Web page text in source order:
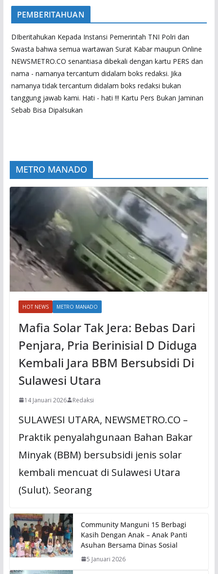
PEMBERITAHUAN
DIberitahukan Kepada Instansi Pemerintah TNI Polri dan
Swasta bahwa semua wartawan Surat Kabar maupun Online
NEWSMETRO.CO senantiasa dibekali dengan kartu PERS dan
nama - namanya tercantum didalam boks redaksi. Jika
namanya tidak tercantum didalam boks redaksi bukan
tanggung jawab kami. Hati - hati !!! Kartu Pers Bukan Jaminan
Sebab Bisa Dipalsukan
METRO MANADO
HOT NEWS METRO MANADO
Mafia Solar Tak Jera: Bebas Dari
Penjara, Pria Berinisial D Diduga
Kembali Jara BBM Bersubsidi Di
Sulawesi Utara
14 Januari 2026 Redaksi
SULAWESI UTARA, NEWSMETRO.CO –
Praktik penyalahgunaan Bahan Bakar
Minyak (BBM) bersubsidi jenis solar
kembali mencuat di Sulawesi Utara
(Sulut). Seorang
Community Manguni 15 Berbagi
Kasih Dengan Anak – Anak Panti
Asuhan Bersama Dinas Sosial
5 Januari 2026